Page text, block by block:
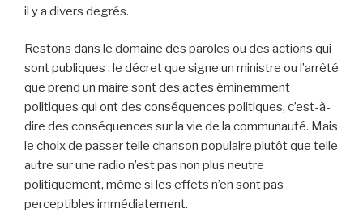
il y a divers degrés.
Restons dans le domaine des paroles ou des actions qui
sont publiques : le décret que signe un ministre ou l’arrêté
que prend un maire sont des actes éminemment
politiques qui ont des conséquences politiques, c’est-à-
dire des conséquences sur la vie de la communauté. Mais
le choix de passer telle chanson populaire plutôt que telle
autre sur une radio n’est pas non plus neutre
politiquement, même si les effets n’en sont pas
perceptibles immédiatement.